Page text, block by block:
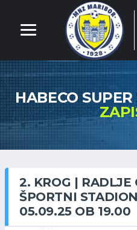
HABECO
2. KROG | RADLJE
ŠPORTNI
05.09.25 OB 19.00